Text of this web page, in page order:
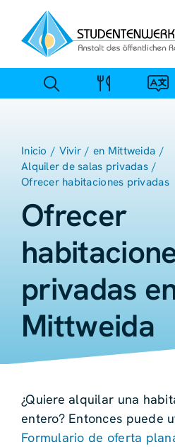
contenido
Inicio Vivir
en Mittweida
Alquiler de salas privadas
Ofrecer habitaciones privadas
Ofrecer
privadas
Mittweida
¿Quiere alquilar una
entero? Entonces puede
Formulario de oferta